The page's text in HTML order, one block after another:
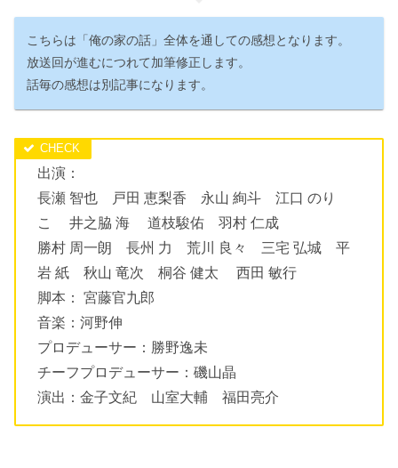
こちらは「俺の家の話」全体を通しての感想となります。
放送回が進むにつれて加筆修正します。
話毎の感想は別記事になります。
出演：
長瀬 智也 戸田 恵梨香 永山 絢斗 江口 のり
こ 井之脇 海 道枝駿佑 羽村 仁成
勝村 周一朗 長州 力 荒川 良々 三宅 弘城 平
岩 紙 秋山 竜次 桐谷 健太 西田 敏行
脚本： 宮藤官九郎
音楽：河野伸
プロデューサー：勝野逸未
チーフプロデューサー：磯山晶
演出：金子文紀 山室大輔 福田亮介